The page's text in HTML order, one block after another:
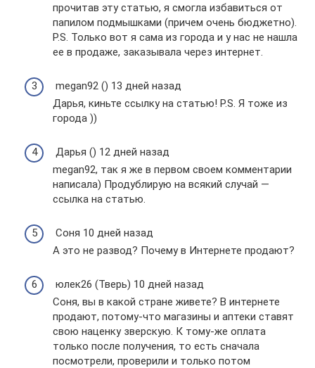
прочитав эту статью, я смогла избавиться от
папилом подмышками (причем очень бюджетно).
P.S. Только вот я сама из города и у нас не нашла
ее в продаже, заказывала через интернет.
megan92 () 13 дней назад
Дарья, киньте ссылку на статью! P.S. Я тоже из
города ))
Дарья () 12 дней назад
megan92, так я же в первом своем комментарии
написала) Продублирую на всякий случай —
ссылка на статью.
Соня 10 дней назад
А это не развод? Почему в Интернете продают?
юлек26 (Тверь) 10 дней назад
Соня, вы в какой стране живете? В интернете
продают, потому-что магазины и аптеки ставят
свою наценку зверскую. К тому-же оплата
только после получения, то есть сначала
посмотрели, проверили и только потом